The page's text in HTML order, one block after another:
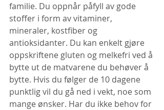
familie. Du oppnår påfyll av gode
stoffer i form av vitaminer,
mineraler, kostfiber og
antioksidanter. Du kan enkelt gjøre
oppskriftene gluten og melkefri ved å
bytte ut de matvarene du behøver å
bytte. Hvis du følger de 10 dagene
punktlig vil du gå ned i vekt, noe som
mange ønsker. Har du ikke behov for